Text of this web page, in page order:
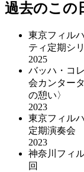
過去のこの
東京フィル
ティ定期シ
2025
バッハ・コ
会カンター
の憩い〉
2023
東京フィル
定期演奏会
2023
神奈川フィ
回